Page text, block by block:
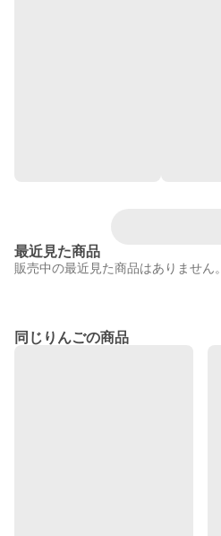
最近見た商品
販売中の最近見た商品はありません。
同じりんごの商品